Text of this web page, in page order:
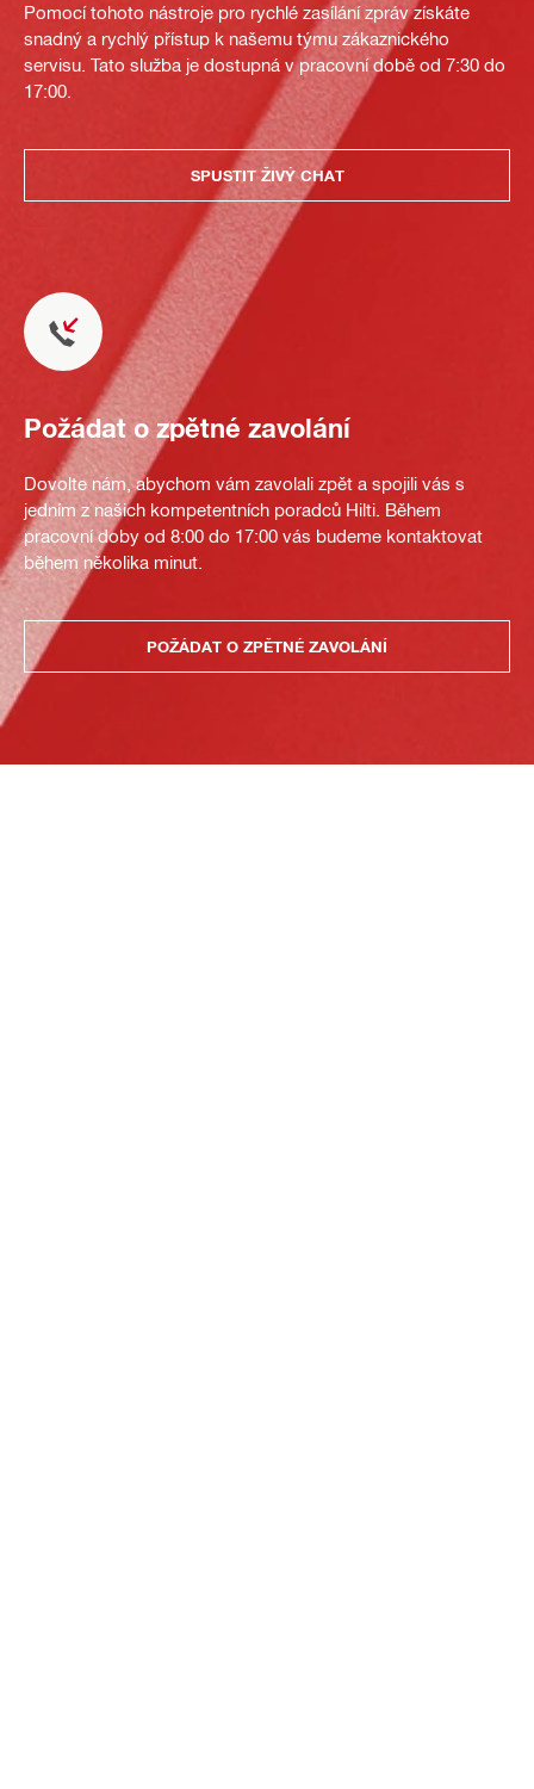
Pomocí tohoto nástroje pro rychlé zasílání zpráv získáte
snadný a rychlý přístup k našemu týmu zákaznického
servisu. Tato služba je dostupná v pracovní době od 7:30 do
17:00.
SPUSTIT ŽIVÝ CHAT
Požádat o zpětné zavolání
Dovolte nám, abychom vám zavolali zpět a spojili vás s
jedním z našich kompetentních poradců Hilti. Během
pracovní doby od 8:00 do 17:00 vás budeme kontaktovat
během několika minut.
POŽÁDAT O ZPĚTNÉ ZAVOLÁNÍ